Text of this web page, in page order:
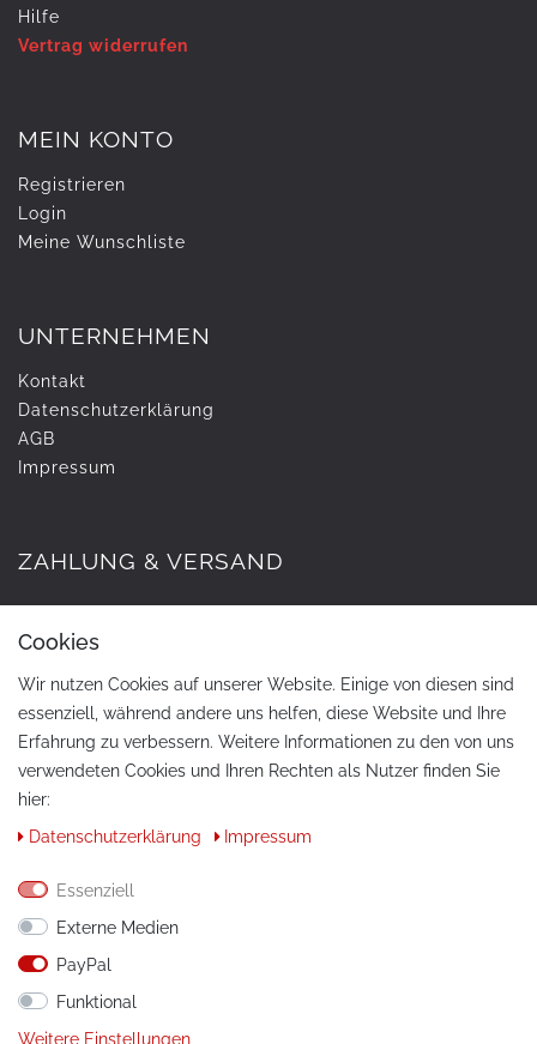
Hilfe
Vertrag widerrufen
MEIN KONTO
Registrieren
Login
Meine Wunschliste
UNTERNEHMEN
Kontakt
Daten­schutz­erklärung
AGB
Impressum
ZAHLUNG & VERSAND
ANLEITUNGEN
Montageanleitungen
Cookies
Wir nutzen Cookies auf unserer Website. Einige von diesen sind
essenziell, während andere uns helfen, diese Website und Ihre
Erfahrung zu verbessern. Weitere Informationen zu den von uns
verwendeten Cookies und Ihren Rechten als Nutzer finden Sie
hier:
Daten­schutz­erklärung
Impressum
Essenziell
Externe Medien
PayPal
Funktional
Weitere Einstellungen